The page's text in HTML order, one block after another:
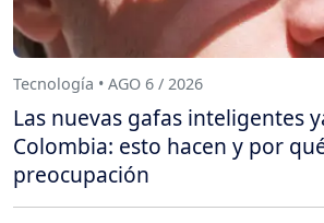
Tecnología • AGO 6 / 2026
Las nuevas gafas inteligentes
Colombia: esto hacen y por
preocupación